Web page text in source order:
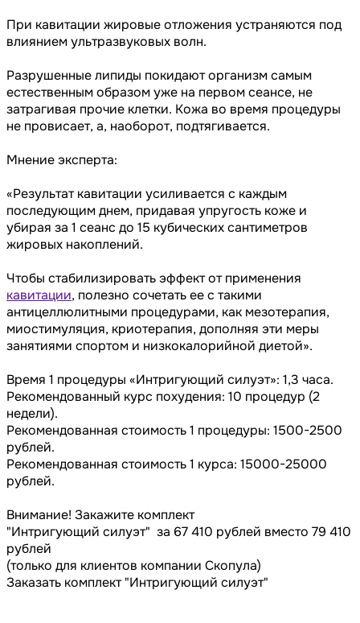
При кавитации жировые отложения устраняются под
влиянием ультразвуковых волн.
Разрушенные липиды покидают организм самым
естественным образом уже на первом сеансе, не
затрагивая прочие клетки. Кожа во время процедуры
не провисает, а, наоборот, подтягивается.
Мнение эксперта:
«Результат кавитации усиливается с каждым
последующим днем, придавая упругость коже и
убирая за 1 сеанс до 15 кубических сантиметров
жировых накоплений.
Чтобы стабилизировать эффект от применения
кавитации, полезно сочетать ее с такими
антицеллюлитными процедурами, как мезотерапия,
миостимуляция, криотерапия, дополняя эти меры
занятиями спортом и низкокалорийной диетой».
Время 1 процедуры «Интригующий силуэт»: 1,3 часа.
Рекомендованный курс похудения: 10 процедур (2
недели).
Рекомендованная стоимость 1 процедуры: 1500-2500
рублей.
Рекомендованная стоимость 1 курса: 15000-25000
рублей.
Внимание! Закажите комплект
"Интригующий силуэт" за 67 410 рублей вместо 79 410
рублей
(только для клиентов компании Скопула)
Заказать комплект "Интригующий силуэт"